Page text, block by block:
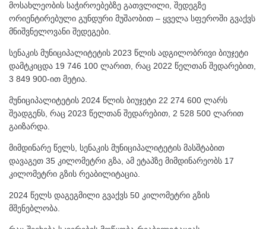
მოსახლეობის საჭიროებებზე გათვლილი, შედეგზე
ორიენტირებული გუნდური მუშაობით – ყველა სფეროში გვაქვს
მნიშვნელოვანი შედეგები.
სენაკის მუნიციპალიტეტის 2023 წლის ადგილობრივი ბიუჯეტი
დამტკიცდა 19 746 100 ლარით, რაც 2022 წელთან შედარებით,
3 849 900-ით მეტია.
მუნიციპალიტეტის 2024 წლის ბიუჯეტი 22 274 600 ლარს
შეადგენს, რაც 2023 წელთან შედარებით, 2 528 500 ლარით
გაიზარდა.
მიმდინარე წელს, სენაკის მუნიციპალიტეტის მასშტაბით
დავაგეთ 35 კილომეტრი გზა, ამ ეტაპზე მიმდინარეობს 17
კილომეტრი გზის რეაბილიტაცია.
2024 წელს დაგეგმილი გვაქვს 50 კილომეტრი გზის
მშენებლობა.